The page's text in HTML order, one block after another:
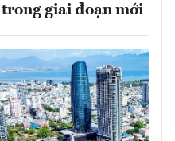
giai đoạn mới